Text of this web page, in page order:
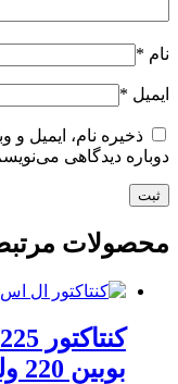
نام *
ایمیل *
ذخیره نام، ایمیل
دوباره دیدگاهی
محصولات
بوبین 220 ولت